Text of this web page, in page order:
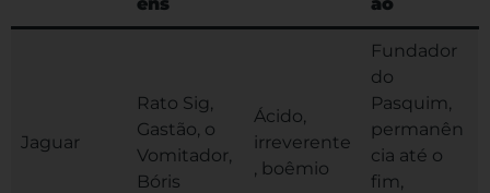
Jaguar
Rato Sig,
Gastão, o
Vomitador,
Bóris
Ácido,
irreverente
, boêmio
Fundador
do
Pasquim,
permanên
cia até o
fim,